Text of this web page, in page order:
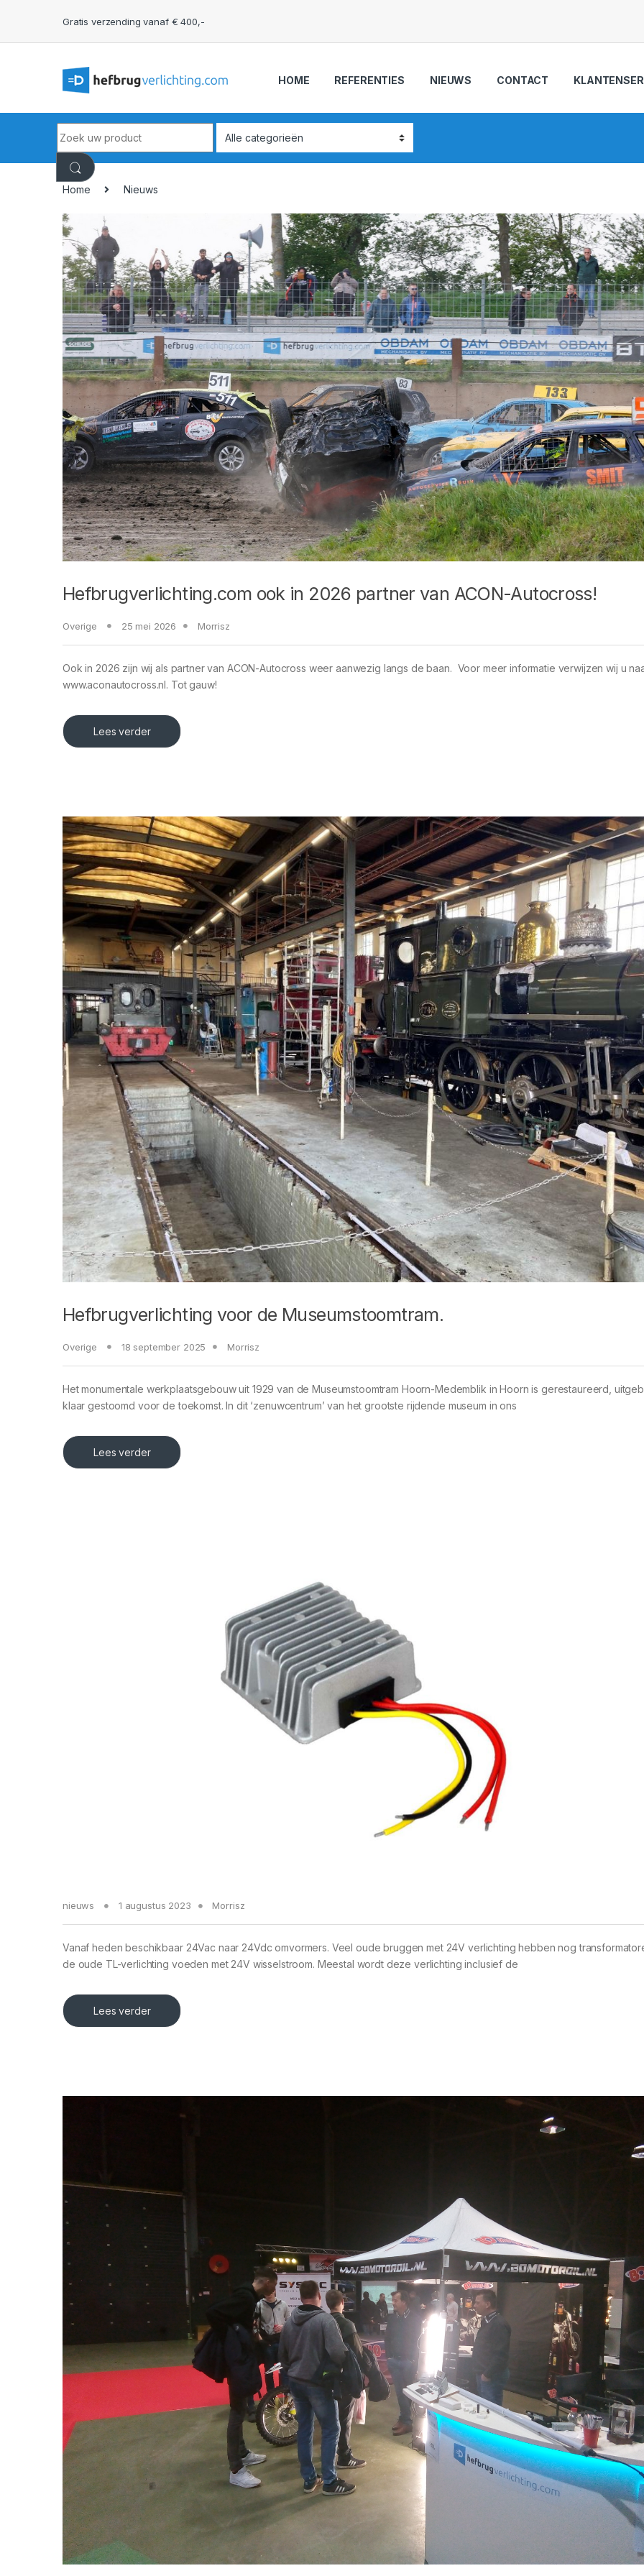
Gratis verzending vanaf € 400,-
HOME REFERENTIES NIEUWS CONTACT
Home Nieuws
Hefbrugverlichting.com ook in 2026 partner van ACON-Autocross!
Overige 25 mei 2026 Morrisz
Ook in 2026 zijn wij als partner van ACON-Autocross weer aanwezig langs de baan. Voor meer informatie verwijzen wij u
www.aconautocross.nl. Tot gauw!
Lees verder
Hefbrugverlichting voor de Museumstoomtram.
Overige 18 september 2025 Morrisz
Het monumentale werkplaatsgebouw uit 1929 van de Museumstoomtram Hoorn-Medemblik in Hoorn is gerestaureerd,
klaar gestoomd voor de toekomst. In dit ‘zenuwcentrum’ van het grootste rijdende museum in ons
Lees verder
nieuws 1 augustus 2023 Morrisz
Vanaf heden beschikbaar 24Vac naar 24Vdc omvormers. Veel oude bruggen met 24V verlichting hebben nog
de oude TL-verlichting voeden met 24V wisselstroom. Meestal wordt deze verlichting inclusief de
Lees verder